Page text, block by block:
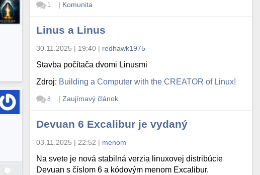
1 | Komunita
Linus a Linus
30.11.2025 | 19:40 | redhawk1975
Stavba počítača dvomi Linusmi
Zdroj: Building a Computer with the CREATOR of Linux!
8 | Zaujímavý článok
Devuan 6 Excalibur je vydaný
03.11.2025 | 22:52 | menom
Na svete je nová stabilná verzia linuxovej distribúcie
Devuan s číslom 6 a kódovým menom Excalibur.